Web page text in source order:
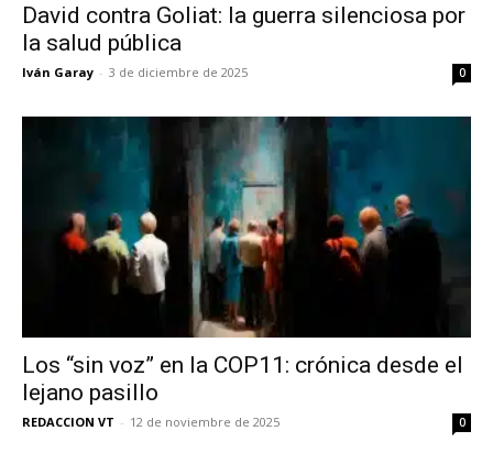
David contra Goliat: la guerra silenciosa por
la salud pública
Iván Garay - 3 de diciembre de 2025 0
Los “sin voz” en la COP11: crónica desde el
lejano pasillo
REDACCION VT - 12 de noviembre de 2025 0